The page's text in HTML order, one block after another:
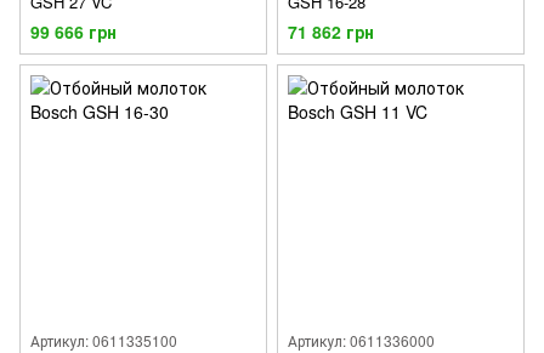
99 666 грн 71 862 грн
Артикул: 0611335100 Артикул: 0611336000